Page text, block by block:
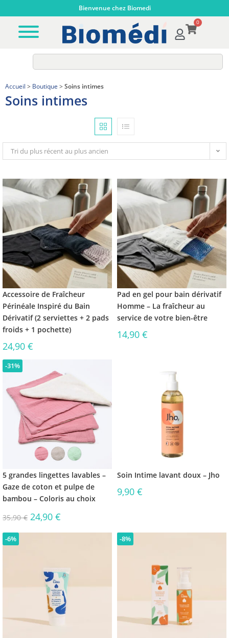
Bienvenue chez Biomedi
0
Accueil > Boutique > Soins intimes
Soins intimes
Tri du plus récent au plus ancien
Accessoire de Fraîcheur
Périnéale Inspiré du Bain
Dérivatif (2 serviettes + 2 pads
froids + 1 pochette)
24,90 €
Pad en gel pour bain dérivatif
Homme – La fraîcheur au
service de votre bien-être
14,90 €
-31%
5 grandes lingettes lavables –
Gaze de coton et pulpe de
bambou – Coloris au choix
35,90€ 24,90€
Soin Intime lavant doux – Jho
9,90 €
-6% -8%